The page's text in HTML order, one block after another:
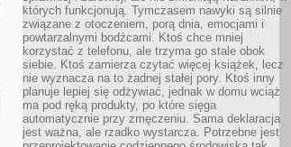
których funkcjonują. Tymczasem nawyki są silnie
związane z otoczeniem, porą dnia, emocjami i
powtarzalnymi bodźcami. Ktoś chce mniej
korzystać z telefonu, ale trzyma go stale obok
siebie. Ktoś zamierza czytać więcej książek, lecz
nie wyznacza na to żadnej stałej pory. Ktoś inny
planuje lepiej się odżywiać, jednak w domu wciąż
ma pod ręką produkty, po które sięga
automatycznie przy zmęczeniu. Sama deklaracja
jest ważna, ale rzadko wystarcza. Potrzebne jest